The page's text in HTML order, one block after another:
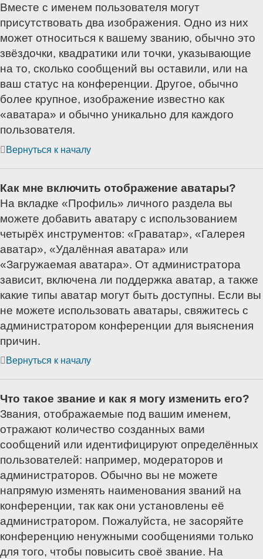
Вместе с именем пользователя могут
присутствовать два изображения. Одно из них
может относиться к вашему званию, обычно это
звёздочки, квадратики или точки, указывающие
на то, сколько сообщений вы оставили, или на
ваш статус на конференции. Другое, обычно
более крупное, изображение известно как
«аватара» и обычно уникально для каждого
пользователя.
Вернуться к началу
Как мне включить отображение аватары?
На вкладке «Профиль» личного раздела вы
можете добавить аватару с использованием
четырёх инструментов: «Граватар», «Галерея
аватар», «Удалённая аватара» или
«Загружаемая аватара». От администратора
зависит, включена ли поддержка аватар, а также
какие типы аватар могут быть доступны. Если вы
не можете использовать аватары, свяжитесь с
администратором конференции для выяснения
причин.
Вернуться к началу
Что такое звание и как я могу изменить его?
Звания, отображаемые под вашим именем,
отражают количество созданных вами
сообщений или идентифицируют определённых
пользователей: например, модераторов и
администраторов. Обычно вы не можете
напрямую изменять наименования званий на
конференции, так как они установлены её
администратором. Пожалуйста, не засоряйте
конференцию ненужными сообщениями только
для того, чтобы повысить своё звание. На